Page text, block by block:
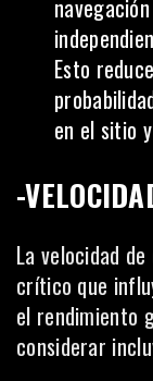
Esto
en el sitio
-
La velocidad
crítico que
el rendimiento
considerar